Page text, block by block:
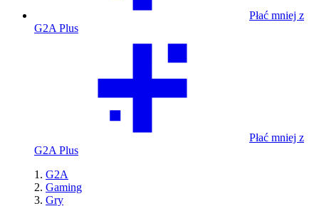
Płać mniej z
G2A Plus
Płać mniej z
G2A Plus
G2A
Gaming
Gry